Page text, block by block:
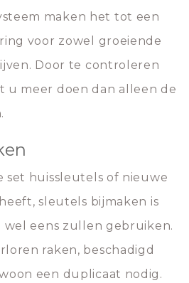
maken het tot een
voor zowel groeiende
Door te controleren
u meer doen dan alleen de
set huissleutels of nieuwe
sleutels bijmaken is
wel eens zullen gebruiken.
raken, beschadigd
een duplicaat nodig.